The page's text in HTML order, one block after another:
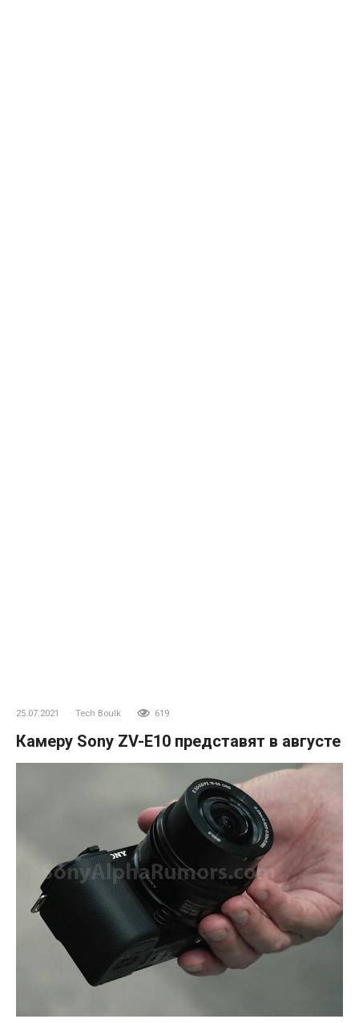
25.07.2021 Tech Boulk 619
Камеру Sony ZV-E10 представят в августе